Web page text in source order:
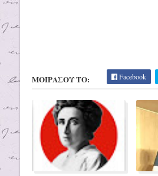
ΜΟΙΡΑΣΟΥ ΤΟ: Facebook